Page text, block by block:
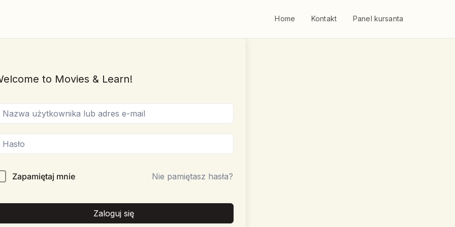
Home Kontakt Panel kursanta
to Movies & Learn!
Zapamiętaj mnie Nie pamiętasz hasła?
Zaloguj się